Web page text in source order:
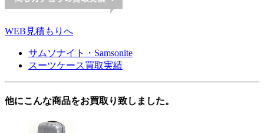
WEB見積もりへ
サムソナイト・Samsonite
スーツケース買取実績
他にこんな商品をお買取り致しました。